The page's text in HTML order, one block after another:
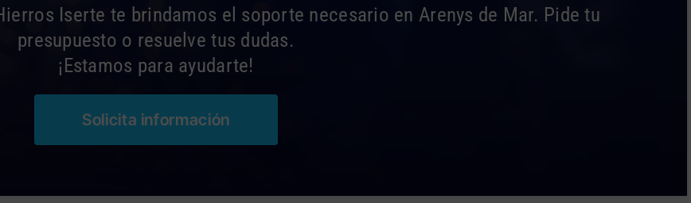
Iserte te brindamos el soporte necesario en Arenys de Mar. Pide tu
presupuesto o resuelve tus dudas.
¡Estamos para ayudarte!
Solicita información